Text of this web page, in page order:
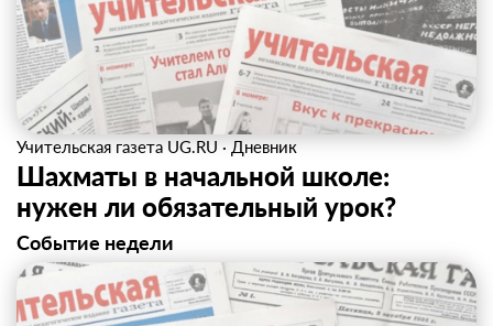
Учительская газета UG.RU · Дневник
Шахматы в начальной школе:
нужен ли обязательный урок?
Событие недели